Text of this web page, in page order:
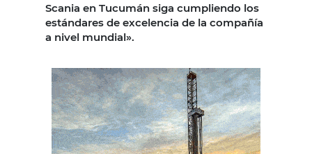
Scania en Tucumán siga cumpliendo los
estándares de excelencia de la compañía
a nivel mundial».